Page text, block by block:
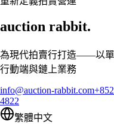
auction rabbit.
為現代拍賣行打造——以單
行動端與鏈上業務
info@auction-rabbit.com
4822
繁體中文